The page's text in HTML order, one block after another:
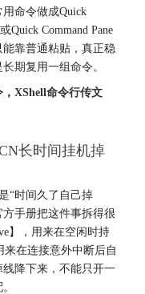
命令做成Quick
Quick Command Pane
靠普通粘贴，真正稳
期复用一组命令。
， XShell命令行传文
长时间挂机掉
“时间久了自己掉
手册把这件事拆得很
】，用来在空闲时持
来在连接意外中断后自
降下来，不能只开一